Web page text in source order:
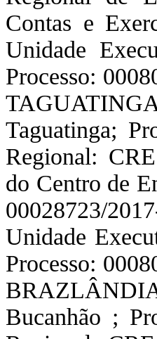
Contas e
Unidade
Processo:
Taguatinga;
Regional:
do Centro de
00028723/
Unidade
Processo:
Bucanhão ;